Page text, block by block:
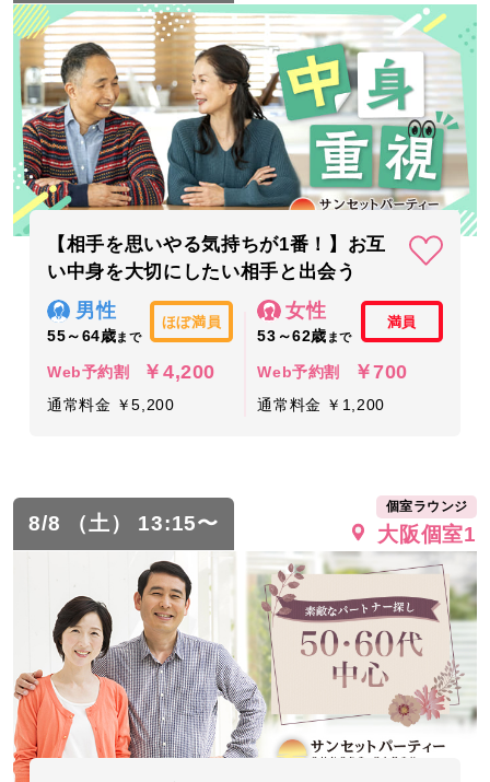
【相手を思いやる気持ちが1番！】お互
い中身を大切にしたい相手と出会う
男性
55～64歳まで
ほぼ満員
Web予約割 ￥4,200
通常料金 ￥5,200
女性
53～62歳 まで
満員
Web予約割 ￥700
通常料金 ￥1,200
8/8 （土） 13:15〜
個室ラウンジ
大阪個室1